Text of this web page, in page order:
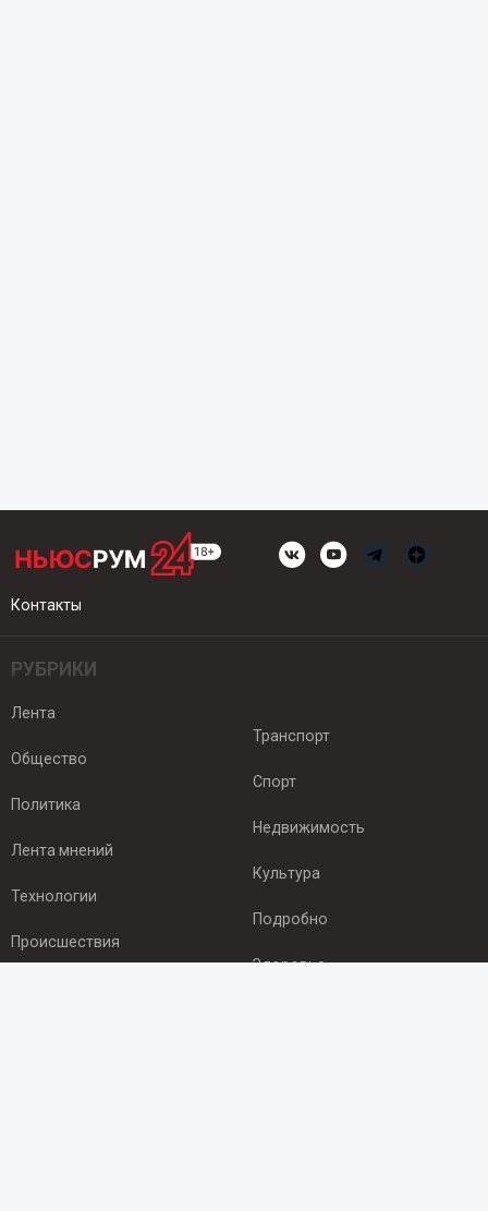
Контакты
РУБРИКИ
Лента
Общество
Политика
Лента мнений
Технологии
Происшествия
Транспорт
Спорт
Недвижимость
Культура
Подробно
Здоровье